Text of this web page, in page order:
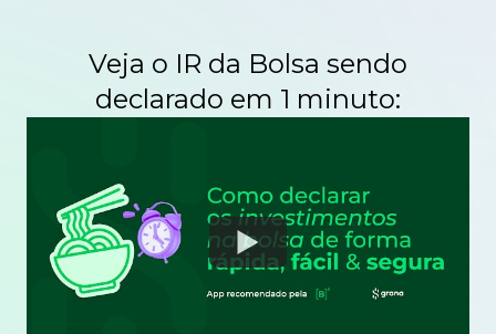
Veja o IR da Bolsa sendo
declarado em 1 minuto:
Watch